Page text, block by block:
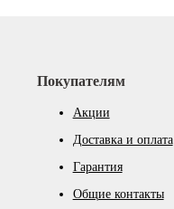
Покупателям
Акции
Доставка и оплата
Гарантия
Общие контакты